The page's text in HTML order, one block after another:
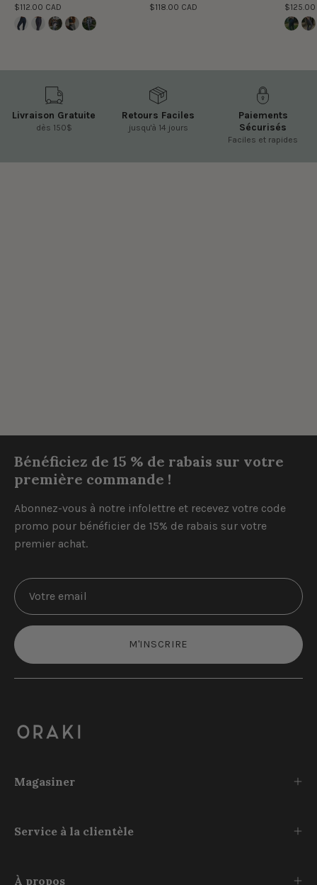
$112.00 CAD
$118.00 CAD
$125.00
Livraison Gratuite
dès 150$
Retours Faciles
jusqu'à 14 jours
Paiements
Sécurisés
Faciles et rapides
Bénéficiez de 15 % de rabais sur votre
première commande !
Abonnez-vous à notre infolettre et recevez votre code
promo pour bénéficier de 15% de rabais sur votre
premier achat.
M'INSCRIRE
Magasiner
Service à la clientèle
À propos